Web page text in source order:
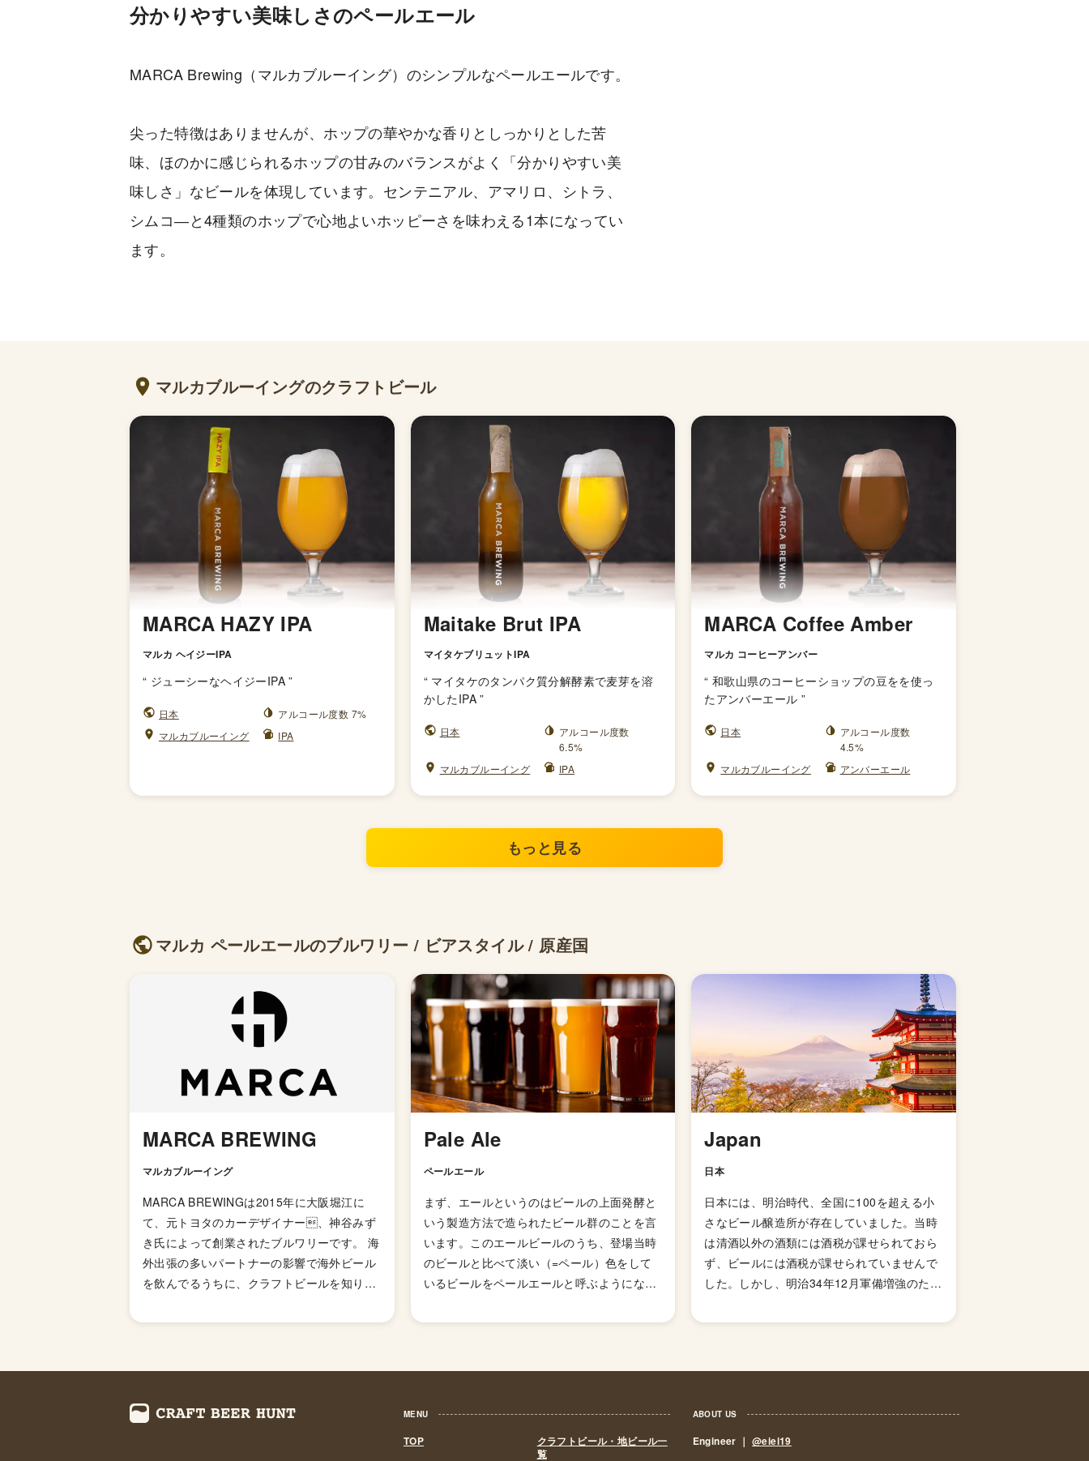
分かりやすい美味しさのペールエール
MARCA Brewing（マルカブルーイング）のシンプルなペールエールです。
尖った特徴はありませんが、ホップの華やかな香りとしっかりとした苦
味、ほのかに感じられるホップの甘みのバランスがよく「分かりやすい美
味しさ」なビールを体現しています。センテニアル、アマリロ、シトラ、
シムコ―と4種類のホップで心地よいホッピーさを味わえる1本になってい
ます。
マルカブルーイングのクラフトビール
MARCA HAZY IPA
マルカ ヘイジーIPA
“ ジューシーなヘイジーIPA ”
日本
アルコール度数 7%
マルカブルーイング
IPA
Maitake Brut IPA
マイタケブリュットIPA
“ マイタケのタンパク質分解酵素で麦芽を溶
かしたIPA ”
日本
アルコール度数
6.5%
マルカブルーイング
IPA
MARCA Coffee Amber
マルカ コーヒーアンバー
“和歌山県のコーヒーショップの豆をを使っ
たアンバーエール ”
日本
アルコール度数
4.5%
マルカブルーイング
アンバーエール
もっと見る
マルカ ペールエールのブルワリー / ビアスタイル / 原産国
MARCA BREWING
マルカブルーイング
MARCA BREWINGは2015年に大阪堀江に
て、元トヨタのカーデザイナー、神谷みず
き氏によって創業されたブルワリーです。 海
外出張の多いパートナーの影響で海外ビール
を飲んでるうちに、クラフトビールを知り、
すべてを1人で造り上げるビール造りに興味
れていた（カ）着想を得たそうです。神谷の
「か」で「マルカ」。イタリア語で「マー
Pale Ale
ペールエール
まず、エールというのはビールの上面発酵と
いう製造方法で造られたビール群のことを言
います。このエールビールのうち、登場当時
のビールと比べて淡い（=ペール）色をして
いるビールをペールエールと呼ぶようになり
クやホップの香りが豊かに感じられるビー
明されてたのきっかけに世界中に広がりまし
Japan
日本
日本には、明治時代、全国に100を超える小
さなビール醸造所が存在していました。当時
は清酒以外の酒類には酒税が課せられておら
ず、ビールには酒税が課せられていませんで
した。しかし、明治34年12月軍備増強のため
れることになり、資金力の弱い小さなビール
ル製造免許に必要な最低製造量が、従来の年
MENU
TOP
クラフトビール・地ビール一
覧
ABOUT US
Engineer ｜@eiei19